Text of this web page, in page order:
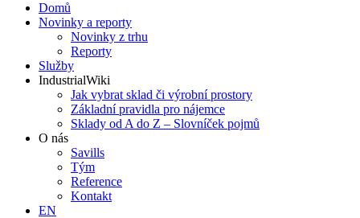
Domů
Novinky a reporty
Novinky z trhu
Reporty
Služby
IndustrialWiki
Jak vybrat sklad či výrobní prostory
Základní pravidla pro nájemce
Sklady od A do Z – Slovníček pojmů
O nás
Savills
Tým
Reference
Kontakt​
EN